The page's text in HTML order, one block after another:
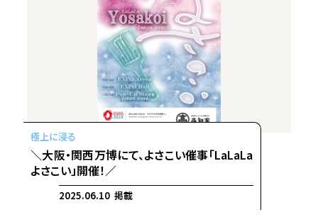
＼大阪・関西万博にて、よさこい催事「LaLaLa
よさこい」開催！／
2025.06.10 掲載